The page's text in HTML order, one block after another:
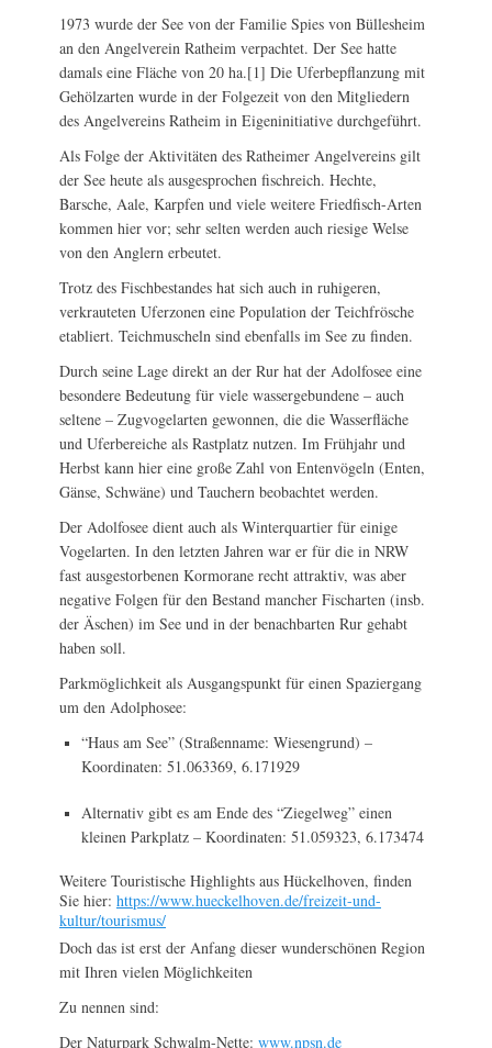
1973 wurde der See von der Familie Spies von Büllesheim
an den Angelverein Ratheim verpachtet. Der See hatte
damals eine Fläche von 20 ha.[1] Die Uferbepflanzung mit
Gehölzarten wurde in der Folgezeit von den Mitgliedern
des Angelvereins Ratheim in Eigeninitiative durchgeführt.
Als Folge der Aktivitäten des Ratheimer Angelvereins gilt
der See heute als ausgesprochen fischreich. Hechte,
Barsche, Aale, Karpfen und viele weitere Friedfisch-Arten
kommen hier vor; sehr selten werden auch riesige Welse
von den Anglern erbeutet.
Trotz des Fischbestandes hat sich auch in ruhigeren,
verkrauteten Uferzonen eine Population der Teichfrösche
etabliert. Teichmuscheln sind ebenfalls im See zu finden.
Durch seine Lage direkt an der Rur hat der Adolfosee eine
besondere Bedeutung für viele wassergebundene – auch
seltene – Zugvogelarten gewonnen, die die Wasserfläche
und Uferbereiche als Rastplatz nutzen. Im Frühjahr und
Herbst kann hier eine große Zahl von Entenvögeln (Enten,
Gänse, Schwäne) und Tauchern beobachtet werden.
Der Adolfosee dient auch als Winterquartier für einige
Vogelarten. In den letzten Jahren war er für die in NRW
fast ausgestorbenen Kormorane recht attraktiv, was aber
negative Folgen für den Bestand mancher Fischarten (insb.
der Äschen) im See und in der benachbarten Rur gehabt
haben soll.
Parkmöglichkeit als Ausgangspunkt für einen Spaziergang
um den Adolphosee:
“Haus am See” (Straßenname: Wiesengrund) –
Koordinaten: 51.063369, 6.171929
Alternativ gibt es am Ende des “Ziegelweg” einen
kleinen Parkplatz – Koordinaten: 51.059323, 6.173474
Weitere Touristische Highlights aus Hückelhoven, finden
Sie hier: https://www.hueckelhoven.de/freizeit-und-
kultur/tourismus/
Doch das ist erst der Anfang dieser wunderschönen Region
mit Ihren vielen Möglichkeiten
Zu nennen sind:
Der Naturpark Schwalm-Nette: www.npsn.de